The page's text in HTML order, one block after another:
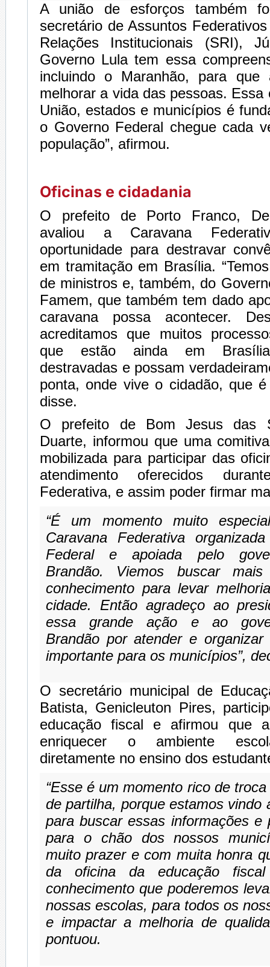
A união de esforços também
secretário de Assuntos
Relações Institucionais (SRI),
Governo Lula tem essa
incluindo o Maranhão, para que
melhorar a vida das pessoas. Essa
União, estados e municípios é
o Governo Federal chegue cada
população”, afirmou.
Oficinas e cidadania
O prefeito de Porto Franco,
avaliou a Caravana
oportunidade para destravar
em tramitação em Brasília.
de ministros e, também, do
Famem, que também tem dado
caravana possa acontecer.
acreditamos que muitos
que estão ainda em
destravadas e possam
ponta, onde vive o cidadão, que é
disse.
O prefeito de Bom Jesus das
Duarte, informou que uma
mobilizada para participar das
atendimento oferecidos
Federativa, e assim poder firmar
“É um momento muito
Caravana Federativa
Federal e apoiada pelo
Brandão. Viemos buscar
conhecimento para levar
cidade. Então agradeço ao
essa grande ação e ao
Brandão por atender e
importante para os municípios”,
O secretário municipal de
Batista, Genicleuton Pires,
educação fiscal e afirmou que
enriquecer o ambiente
diretamente no ensino dos
“Esse é um momento rico de
de partilha, porque estamos vindo
para buscar essas informações e
para o chão dos nossos
muito prazer e com muita honra
da oficina da educação
conhecimento que poderemos
nossas escolas, para todos os
e impactar a melhoria de
pontuou.